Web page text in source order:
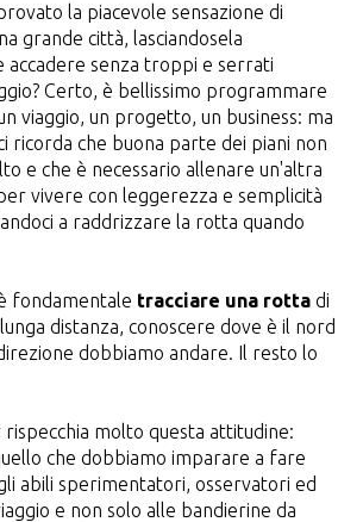
la piacevole sensazione di
grande città, lasciandosela
accadere senza troppi e serrati
Certo, è bellissimo programmare
viaggio, un progetto, un business: ma
ricorda che buona parte dei piani non
e che è necessario allenare un'altra
vivere con leggerezza e semplicità
a raddrizzare la rotta quando
fondamentale tracciare una rotta di
distanza, conoscere dove è il nord
dobbiamo andare. Il resto lo
molto questa attitudine:
che dobbiamo imparare a fare
abili sperimentatori, osservatori ed
e non solo alle bandierine da